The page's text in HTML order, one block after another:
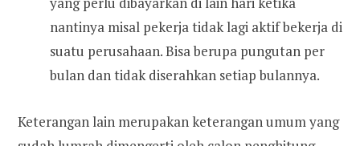
nantinya misal pekerja tidak lagi aktif bekerja di
suatu perusahaan. Bisa berupa pungutan per
bulan dan tidak diserahkan setiap bulannya.
Keterangan lain merupakan keterangan umum yang